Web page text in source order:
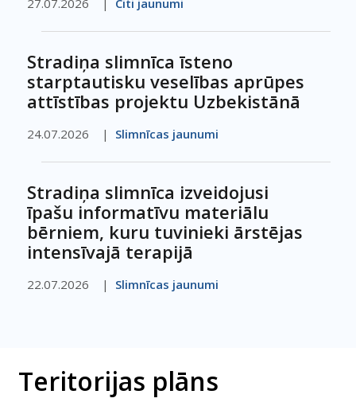
27.07.2026 Citi jaunumi
Stradiņa slimnīca īsteno
starptautisku veselības aprūpes
attīstības projektu Uzbekistānā
24.07.2026 Slimnīcas jaunumi
Stradiņa slimnīca izveidojusi
īpašu informatīvu materiālu
bērniem, kuru tuvinieki ārstējas
intensīvajā terapijā
22.07.2026 Slimnīcas jaunumi
Teritorijas plāns